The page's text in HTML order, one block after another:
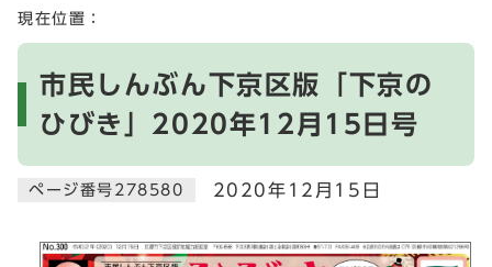
ここから本文です
現在位置：
市民しんぶん下京区版「下京の
ひびき」2020年12月15日号
ページ番号278580 2020年12月15日